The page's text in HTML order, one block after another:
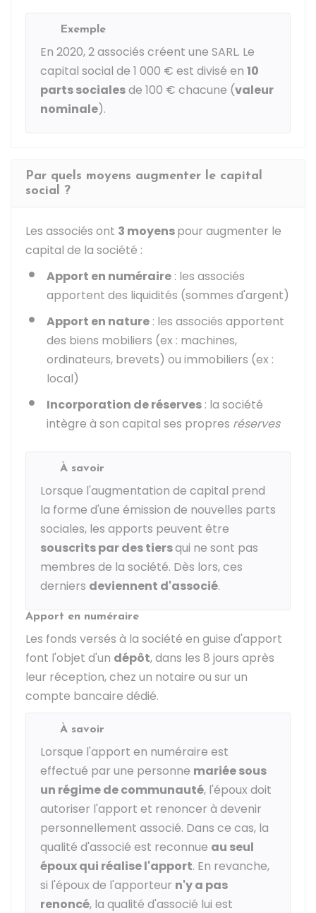
Exemple
En 2020, 2 associés créent une SARL. Le
capital social de 1 000 € est divisé en 10
parts socialesde 100 € chacune (valeur
nominale).
Par quels moyens augmenter le capital
social ?
Les associés ont 3 moyenspour augmenter le
capital de la société :
Apport en numéraire : les associés
apportent des liquidités (sommes d'argent)
Apport en nature : les associés apportent
des biens mobiliers (ex : machines,
ordinateurs, brevets) ou immobiliers (ex :
local)
Incorporation de réserves : la société
intègre à son capital ses propres réserves
À savoir
Lorsque l'augmentation de capital prend
la forme d'une émission de nouvelles parts
sociales, les apports peuvent être
souscrits par des tiersqui ne sont pas
membres de la société. Dès lors, ces
derniers deviennent d'associé.
Apport en numéraire
Les fonds versés à la société en guise d'apport
font l'objet d'un dépôt, dans les 8 jours après
leur réception, chez un notaire ou sur un
compte bancaire dédié.
À savoir
Lorsque l'apport en numéraire est
effectué par une personne mariée sous
un régime de communauté, l'époux doit
autoriser l'apport et renoncer à devenir
personnellement associé. Dans ce cas, la
qualité d'associé est reconnue au seul
époux qui réalise l'apport. En revanche,
si l'époux de l'apporteur n'y a pas
renoncé, la qualité d'associé lui est